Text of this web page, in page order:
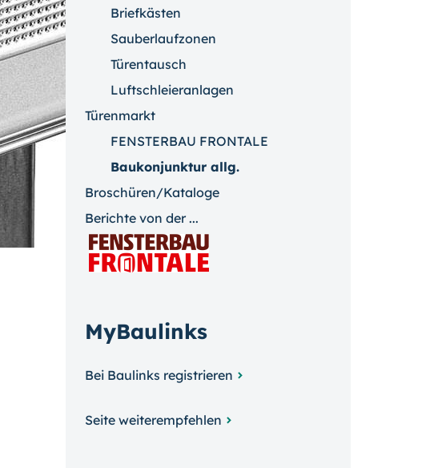
Briefkästen
Sauberlaufzonen
Türentausch
Luftschleieranlagen
Türenmarkt
FENSTERBAU FRONTALE
Baukonjunktur allg.
Broschüren/Kataloge
Berichte von der ...
MyBaulinks
Bei Baulinks registrieren
Seite weiterempfehlen